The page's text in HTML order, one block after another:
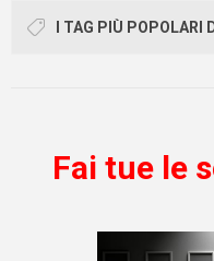
I TAG PIÙ POPOLARI
Fai tue le